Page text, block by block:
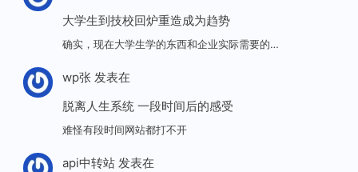
大学生到技校回炉重造成为趋势
确实，现在大学生学的东西和企业实际需要的…
wp张发表在
脱离人生系统 一段时间后的感受
难怪有段时间网站都打不开
api中转站发表在